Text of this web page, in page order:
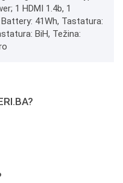
1 HDMI 1.4b, 1
41Wh, Tastatura:
BiH, Težina: